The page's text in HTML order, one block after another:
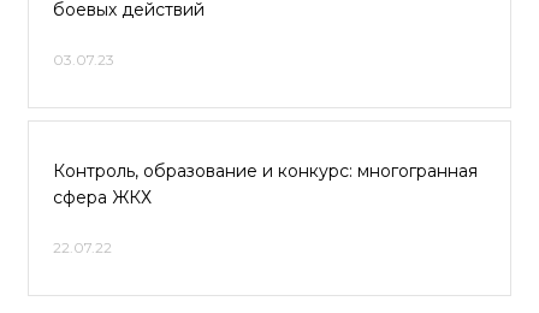
боевых действий
03.07.23
Контроль, образование и конкурс: многогранная
сфера ЖКХ
22.07.22